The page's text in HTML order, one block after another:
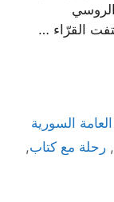
القرّاء …
العامة السورية
, رحلة مع كتاب,